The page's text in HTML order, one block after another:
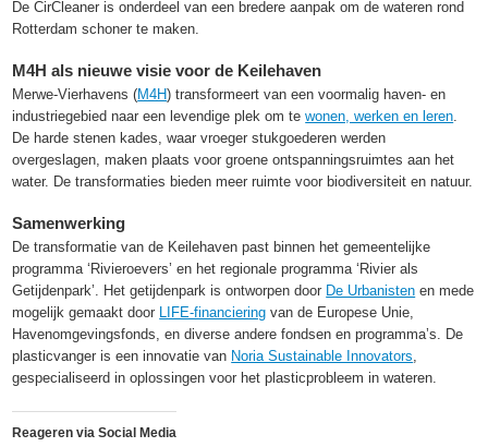
De CirCleaner is onderdeel van een bredere aanpak om de wateren rond
Rotterdam schoner te maken.
M4H als nieuwe visie voor de Keilehaven
Merwe-Vierhavens (M4H) transformeert van een voormalig haven- en
industriegebied naar een levendige plek om tewonen, werken en leren.
De harde stenen kades, waar vroeger stukgoederen werden
overgeslagen, maken plaats voor groene ontspanningsruimtes aan het
water. De transformaties bieden meer ruimte voor biodiversiteit en natuur.
Samenwerking
De transformatie van de Keilehaven past binnen het gemeentelijke
programma ‘Rivieroevers’ en het regionale programma ‘Rivier als
Getijdenpark’. Het getijdenpark is ontworpen door De Urbanisten en mede
mogelijk gemaakt door LIFE-financiering van de Europese Unie,
Havenomgevingsfonds, en diverse andere fondsen en programma’s. De
plasticvanger is een innovatie van Noria Sustainable Innovators,
gespecialiseerd in oplossingen voor het plasticprobleem in wateren.
Reageren via Social Media